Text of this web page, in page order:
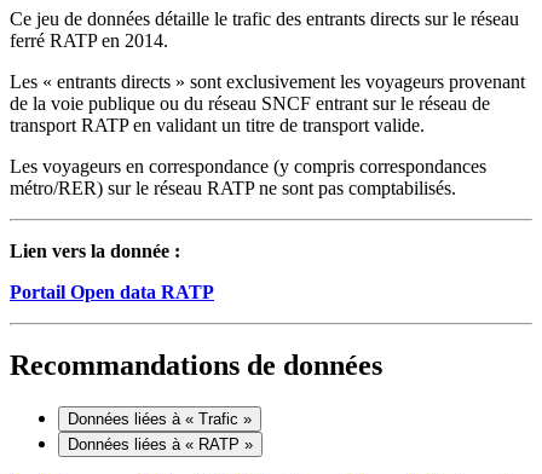
Ce jeu de données détaille le trafic des entrants directs sur le réseau
ferré RATP en 2014.
Les « entrants directs » sont exclusivement les voyageurs provenant
de la voie publique ou du réseau SNCF entrant sur le réseau de
transport RATP en validant un titre de transport valide.
Les voyageurs en correspondance (y compris correspondances
métro/RER) sur le réseau RATP ne sont pas comptabilisés.
Lien vers la donnée :
Portail Open data RATP
Recommandations de données
Données liées à « Trafic »
Données liées à « RATP »